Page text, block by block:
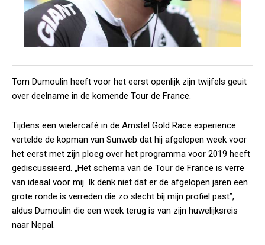
Tom Dumoulin heeft voor het eerst openlijk zijn twijfels geuit
over deelname in de komende Tour de France.
Tijdens een wielercafé in de Amstel Gold Race experience
vertelde de kopman van Sunweb dat hij afgelopen week voor
het eerst met zijn ploeg over het programma voor 2019 heeft
gediscussieerd. „Het schema van de Tour de France is verre
van ideaal voor mij. Ik denk niet dat er de afgelopen jaren een
grote ronde is verreden die zo slecht bij mijn profiel past”,
aldus Dumoulin die een week terug is van zijn huwelijksreis
naar Nepal.